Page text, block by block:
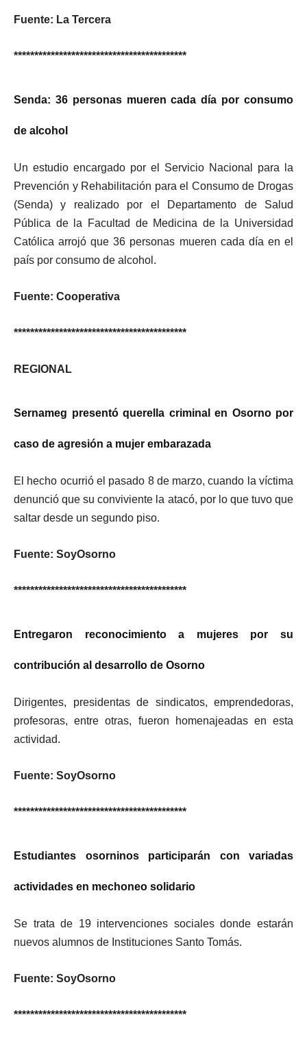
Fuente: La Tercera
******************************************
Senda: 36 personas mueren cada día por consumo
de alcohol
Un estudio encargado por el Servicio Nacional para la
Prevención y Rehabilitación para el Consumo de Drogas
(Senda) y realizado por el Departamento de Salud
Pública de la Facultad de Medicina de la Universidad
Católica arrojó que 36 personas mueren cada día en el
país por consumo de alcohol.
Fuente: Cooperativa
******************************************
REGIONAL
Sernameg presentó querella criminal en Osorno por
caso de agresión a mujer embarazada
El hecho ocurrió el pasado 8 de marzo, cuando la víctima
denunció que su conviviente la atacó, por lo que tuvo que
saltar desde un segundo piso.
Fuente: SoyOsorno
******************************************
Entregaron reconocimiento a mujeres por su
contribución al desarrollo de Osorno
Dirigentes, presidentas de sindicatos, emprendedoras,
profesoras, entre otras, fueron homenajeadas en esta
actividad.
Fuente: SoyOsorno
******************************************
Estudiantes osorninos participarán con variadas
actividades en mechoneo solidario
Se trata de 19 intervenciones sociales donde estarán
nuevos alumnos de Instituciones Santo Tomás.
Fuente: SoyOsorno
******************************************